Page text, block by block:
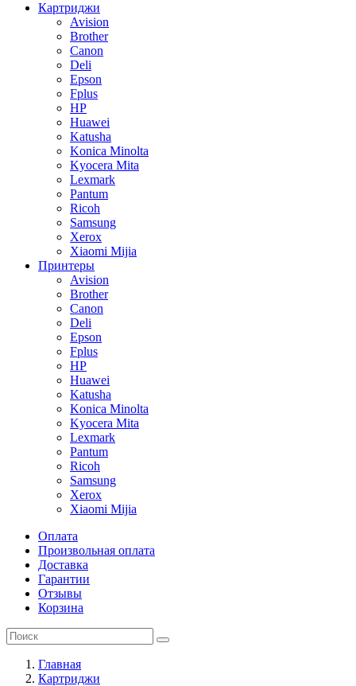
Картриджи
Avision
Brother
Canon
Deli
Epson
Fplus
HP
Huawei
Katusha
Konica Minolta
Kyocera Mita
Lexmark
Pantum
Ricoh
Samsung
Xerox
Xiaomi Mijia
Принтеры
Avision
Brother
Canon
Deli
Epson
Fplus
HP
Huawei
Katusha
Konica Minolta
Kyocera Mita
Lexmark
Pantum
Ricoh
Samsung
Xerox
Xiaomi Mijia
Оплата
Произвольная оплата
Доставка
Гарантии
Отзывы
Корзина
Главная
Картриджи